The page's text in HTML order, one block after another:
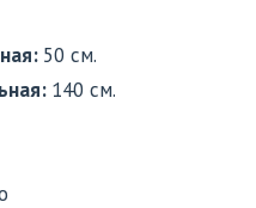
50 см.
140 см.